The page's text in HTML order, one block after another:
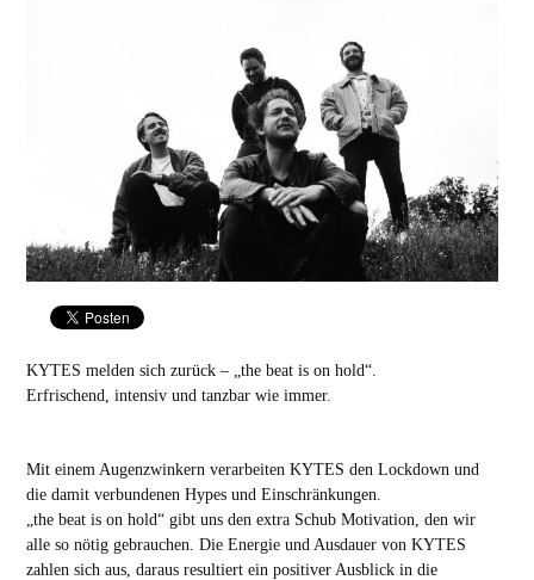
KYTES melden sich zurück – „the beat is on hold“.
Erfrischend, intensiv und tanzbar wie immer.
Mit einem Augenzwinkern verarbeiten KYTES den Lockdown und
die damit verbundenen Hypes und Einschränkungen.
„the beat is on hold“ gibt uns den extra Schub Motivation, den wir
alle so nötig gebrauchen. Die Energie und Ausdauer von KYTES
zahlen sich aus, daraus resultiert ein positiver Ausblick in die